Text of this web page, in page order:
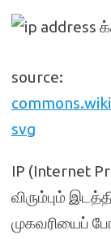
source:
svg
IP (Internet
விரும்பும்
முகவரியைப்